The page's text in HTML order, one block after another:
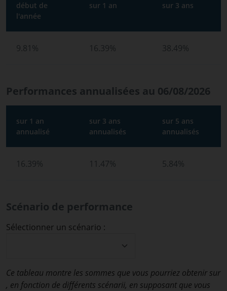
début de
l'année
sur 1 an sur 3 ans
9.81% 16.39% 38.49%
Performances annualisées au 06/08/2026
sur 1 an
annualisé
sur 3 ans
annualisés
sur 5 ans
annualisés
16.39% 11.47% 5.84%
Scénario de performance
Sélectionner un scénario :
Ce tableau montre les sommes que vous pourriez obtenir sur
, en fonction de différents scénarii, en supposant que vous